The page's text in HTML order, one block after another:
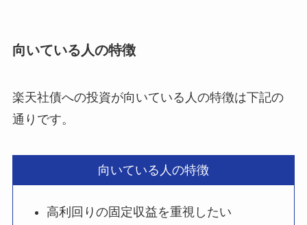
向いている人の特徴
楽天社債への投資が向いている人の特徴は下記の
通りです。
向いている人の特徴
高利回りの固定収益を重視したい